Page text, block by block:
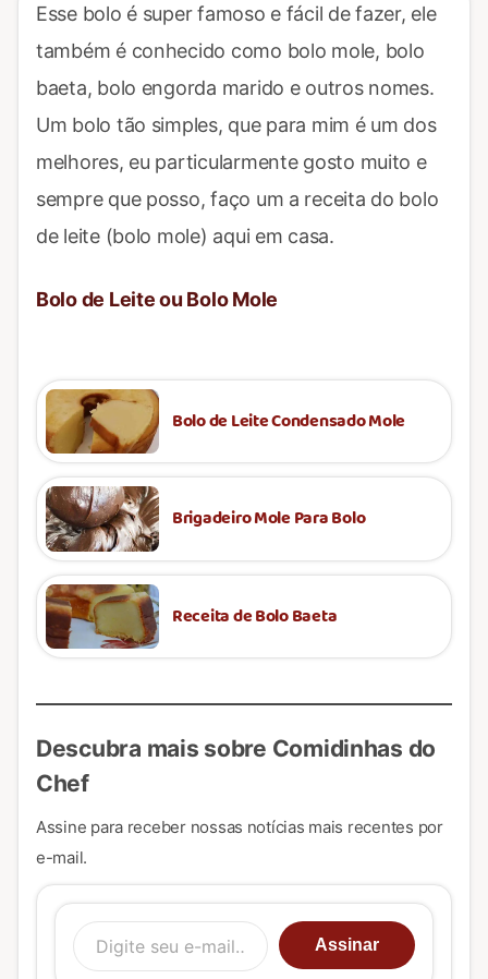
Esse bolo é super famoso e fácil de fazer, ele
também é conhecido como bolo mole, bolo
baeta, bolo engorda marido e outros nomes.
Um bolo tão simples, que para mim é um dos
melhores, eu particularmente gosto muito e
sempre que posso, faço um a receita do bolo
de leite (bolo mole) aqui em casa.
Bolo de Leite ou Bolo Mole
Bolo de Leite Condensado Mole
Brigadeiro Mole Para Bolo
Receita de Bolo Baeta
Descubra mais sobre Comidinhas do
Chef
Assine para receber nossas notícias mais recentes por
e-mail.
Digite seu e-mail…
Assinar